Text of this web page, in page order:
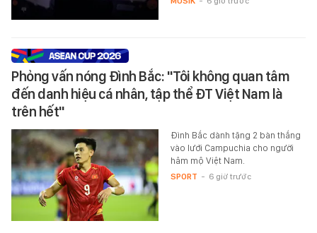
Phỏng vấn nóng Đình Bắc: "Tôi không quan tâm
đến danh hiệu cá nhân, tập thể ĐT Việt Nam là
trên hết"
Đình Bắc dành tặng 2 bàn thắng
vào lưới Campuchia cho người
hâm mộ Việt Nam.
SPORT - 6 giờ trước